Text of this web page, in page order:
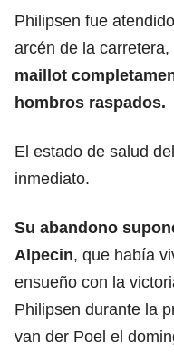
Philipsen fue
arcén de la carretera,
maillot
hombros raspados.
El estado de salud
inmediato.
Su abandono
Alpecin, que había
ensueño con la
Philipsen durante la
van der Poel el